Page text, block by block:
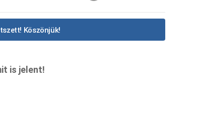
Köszönjük!
is jelent!